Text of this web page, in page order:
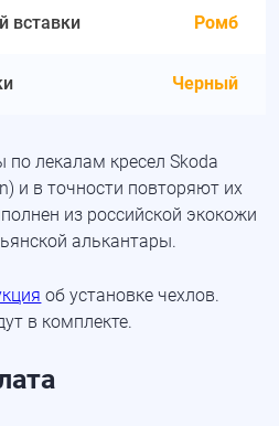
вставки Ромб
Черный
лекалам кресел Skoda
и в точности повторяют их
из российской экокожи
алькантары.
об установке чехлов.
в комплекте.